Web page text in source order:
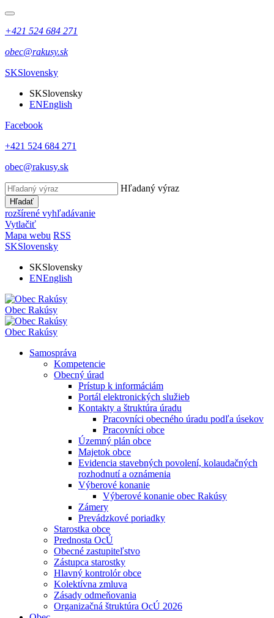
+421 524 684 271
obec@rakusy.sk
SKSlovensky
SKSlovensky
ENEnglish
Facebook
+421 524 684 271
obec@rakusy.sk
Hľadaný výraz
Hľadať
rozšírené vyhľadávanie
Vytlačiť
Mapa webu RSS
SKSlovensky
SKSlovensky
ENEnglish
Obec Rakúsy
Obec Rakúsy
Samospráva
Kompetencie
Obecný úrad
Prístup k informáciám
Portál elektronických služieb
Kontakty a štruktúra úradu
Pracovníci obecného úradu podľa úsekov
Pracovníci obce
Územný plán obce
Majetok obce
Evidencia stavebných povolení, kolaudačných
rozhodnutí a oznámenia
Výberové konanie
Výberové konanie obec Rakúsy
Zámery
Prevádzkové poriadky
Starostka obce
Prednosta OcÚ
Obecné zastupiteľstvo
Zástupca starostky
Hlavný kontrolór obce
Kolektívna zmluva
Zásady odmeňovania
Organizačná štruktúra OcÚ 2026